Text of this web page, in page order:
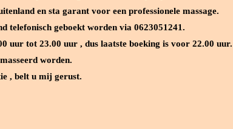
en sta garant voor een professionele massage.
telefonisch geboekt worden via 0623051241.
uur tot 23.00 uur , dus laatste boeking is voor 22.00 uur.
worden.
, belt u mij gerust.